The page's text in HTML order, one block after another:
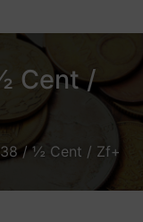
Cent /
/ ½ Cent / Zf+